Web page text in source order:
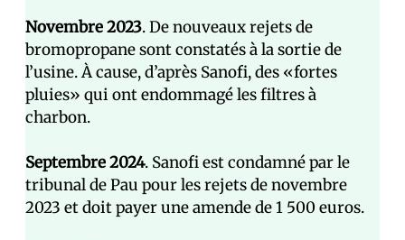
Novembre 2023. De nouveaux rejets de
bromopropane sont constatés à la sortie de
l’usine. À cause, d’après Sanofi, des «fortes
pluies» qui ont endommagé les filtres à
charbon.
Septembre 2024. Sanofi est condamné par le
tribunal de Pau pour les rejets de novembre
2023 et doit payer une amende de 1 500 euros.